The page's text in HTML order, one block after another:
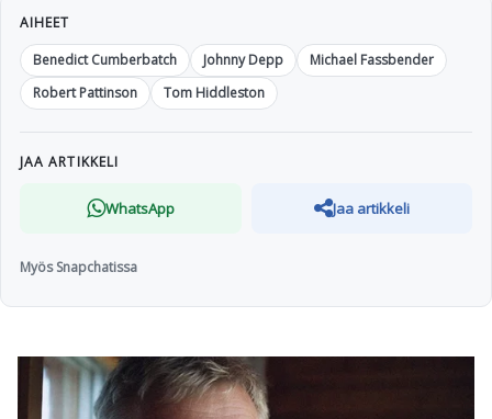
AIHEET
Benedict Cumberbatch
Johnny Depp
Michael Fassbender
Robert Pattinson
Tom Hiddleston
JAA ARTIKKELI
WhatsApp Jaa artikkeli
Myös Snapchatissa